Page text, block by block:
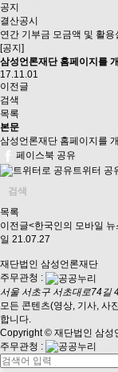
공지
결산공시
연간 기부금 모금액 및 활용
[공지]
삼성언론재단 홈페이지를
17.11.01
이전글
검색
목록
본문
삼성언론재단 홈페이지를
페이스북 공유
트위터 공
검색
목록
이전글<한국인의 모바일
일 21.07.27
재단법인 삼성언론재단
주무관청 :
서울 서초구 서초대로74길
모든 콘텐츠(영상, 기사, 사
합니다.
Copyright © 재단법인 삼성
주무관청 :